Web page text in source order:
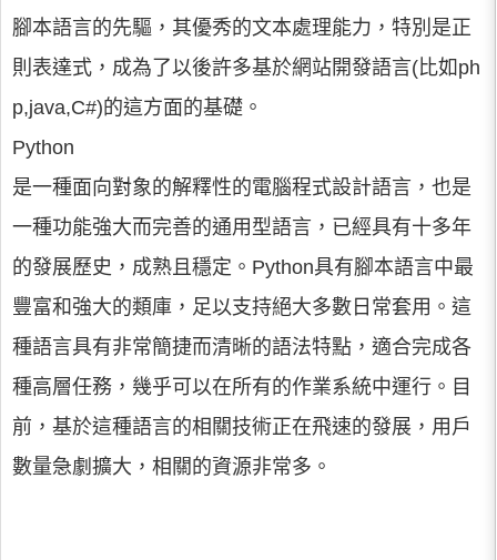
腳本語言的先驅，其優秀的文本處理能力，特別是正
則表達式，成為了以後許多基於網站開發語言(比如ph
p,java,C#)的這方面的基礎。
Python
是一種面向對象的解釋性的電腦程式設計語言，也是
一種功能強大而完善的通用型語言，已經具有十多年
的發展歷史，成熟且穩定。Python具有腳本語言中最
豐富和強大的類庫，足以支持絕大多數日常套用。這
種語言具有非常簡捷而清晰的語法特點，適合完成各
種高層任務，幾乎可以在所有的作業系統中運行。目
前，基於這種語言的相關技術正在飛速的發展，用戶
數量急劇擴大，相關的資源非常多。